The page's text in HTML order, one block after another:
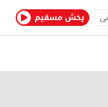
پخش مسقیم